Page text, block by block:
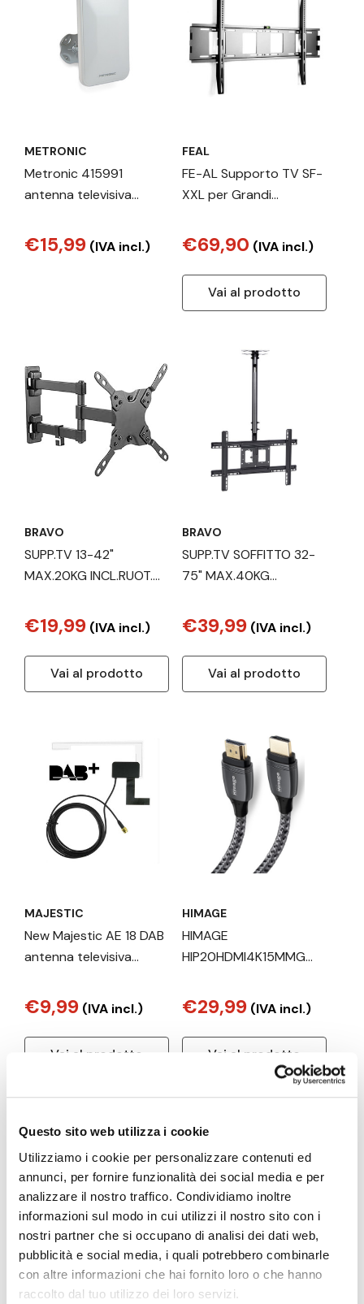
Questo sito web utilizza i cookie
Utilizziamo i cookie per personalizzare contenuti ed
annunci, per fornire funzionalità dei social media e per
analizzare il nostro traffico. Condividiamo inoltre
informazioni sul modo in cui utilizzi il nostro sito con i
nostri partner che si occupano di analisi dei dati web,
pubblicità e social media, i quali potrebbero combinarle
con altre informazioni che hai fornito loro o che hanno
raccolto dal tuo utilizzo dei loro servizi.
METRONIC
Metronic 415991
antenna televisiva
€15,99 (IVA incl.)
FEAL
FE-AL Supporto TV SF-
XXL per Grandi
Nero
€69,90 (IVA incl.)
Vai al prodotto
BRAVO
SUPP.TV 13-42"
MAX.20KG INCL.RUOT.
€19,99 (IVA incl.)
Vai al prodotto
BRAVO
SUPP.TV SOFFITTO 32-
75" MAX.40KG
€39,99 (IVA incl.)
Vai al prodotto
MAJESTIC
New Majestic AE 18 DAB
antenna televisiva
€9,99 (IVA incl.)
Vai al prodotto
HIMAGE
HIMAGE
HIP20HDMI4K15MMG
tipo A (Standard) Grigio
€29,99 (IVA incl.)
Vai al prodotto
HIMAGE HIMAGE